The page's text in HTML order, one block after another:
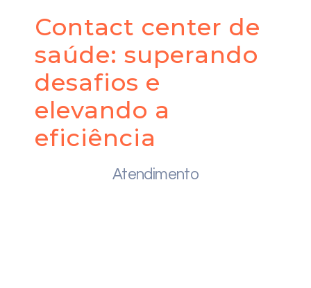
Contact center de
saúde: superando
desafios e
elevando a
eficiência
Atendimento